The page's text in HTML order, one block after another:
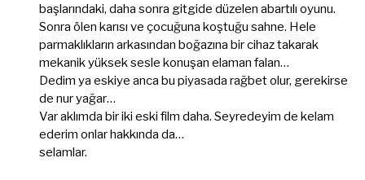
başlarındaki, daha sonra gitgide düzelen abartılı oyunu.
Sonra ölen karısı ve çocuğuna koştuğu sahne. Hele
parmaklıkların arkasından boğazına bir cihaz takarak
mekanik yüksek sesle konuşan elaman falan…
Dedim ya eskiye anca bu piyasada rağbet olur, gerekirse
de nur yağar…
Var aklımda bir iki eski film daha. Seyredeyim de kelam
ederim onlar hakkında da…
selamlar.